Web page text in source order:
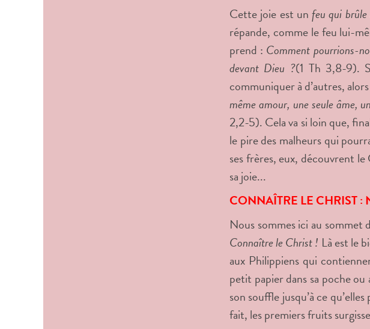
Cette joie est un feu qui brûle
répande, comme le feu lui-
prend : Comment pourrions-
devant Dieu ?(1 Th 3,8-9).
communiquer à d’autres,
même amour, une seule âme,
2,2-5). Cela va si loin que,
le pire des malheurs qui
ses frères, eux, découvrent
sa joie...
CONNAÎTRE LE CHRIST :
Nous sommes ici au
Connaître le Christ ! Là est le
aux Philippiens qui
petit papier dans sa poche
son souffle jusqu’à ce
fait, les premiers fruits